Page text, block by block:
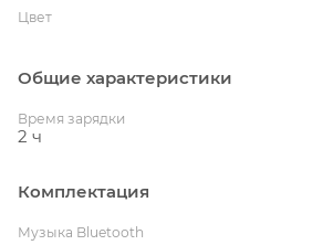
Цвет
Общие характеристики
Время зарядки
2 ч
Комплектация
Музыка Bluetooth